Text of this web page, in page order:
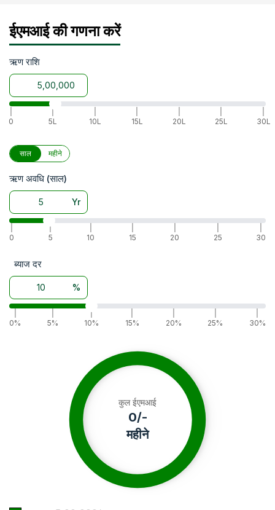
ईएमआई की गणना करें
ऋण राशि
0
|
5L
10L
15L
20L
25L
30L
साल महीने
ऋण अवधि (साल)
Yr
0
|
5
10
15
20
25
30
ब्याज दर
%
0%
5%
|
10%
15%
20%
25%
30%
कुल ईएमआई
0/-
महीने